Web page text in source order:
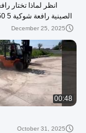
أمتار
December 25, 2025
00:48
October 31, 2025